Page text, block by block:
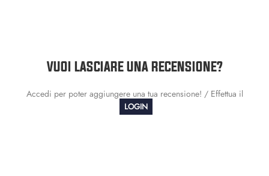
VUOI LASCIARE UNA RECENSIONE?
Accedi per poter aggiungere una tua recensione! / Effettua il
LOGIN